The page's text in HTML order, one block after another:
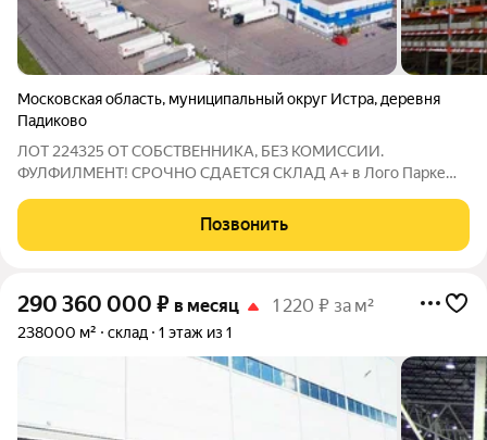
Московская область, муниципальный округ Истра, деревня
Падиково
ЛОТ 224325 ОТ СОБСТВЕННИКА, БЕЗ КОМИССИИ.
ФУЛФИЛМЕНТ! СРОЧНО СДАЕТСЯ СКЛАД А+ в Лого Парке
для маркетплейсов Wildberries и Ozon. FBS FBO. Ключевые
Позвонить
290 360 000 ₽ в месяц 1 220 ₽ за м²
238000 м² склад 1 этаж из 1